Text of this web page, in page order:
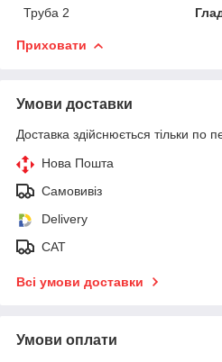
Труба 2
Приховати
Умови доставки
Доставка здійснюється тільки по
Нова Пошта
Самовивіз
Delivery
САТ
Всі умови доставки
Умови оплати